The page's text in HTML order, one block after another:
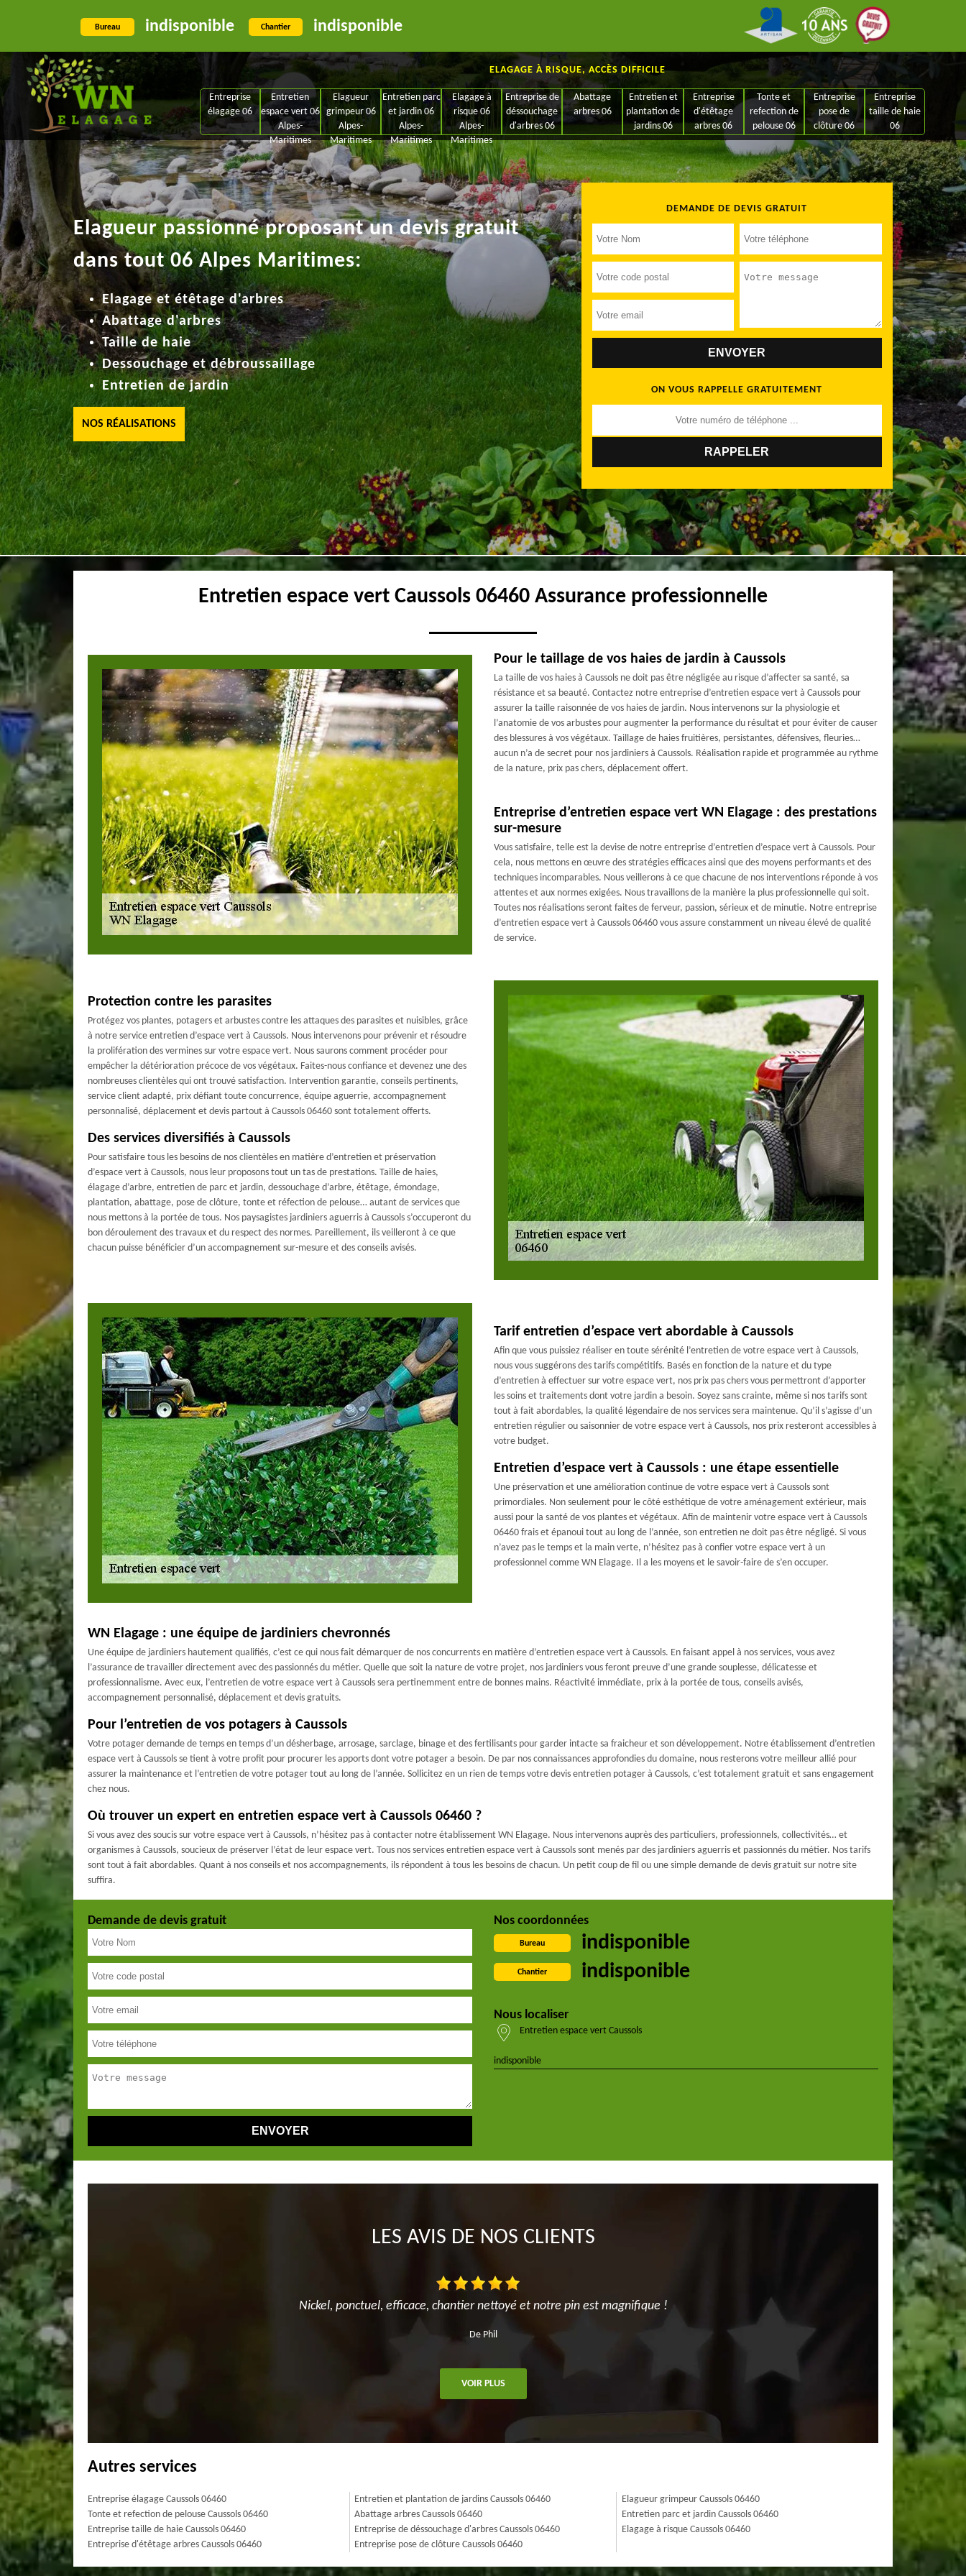
Bureau indisponible Chantier indisponible
ELAGAGE À RISQUE, ACCÈS DIFFICILE
Entreprise
élagage 06
Entretien
espace vert 06
Alpes-
Maritimes
Elagueur
grimpeur 06
Alpes-
Maritimes
Entretien parc
et jardin 06
Alpes-
Maritimes
Elagage à
risque 06
Alpes-
Maritimes
Entreprise de
déssouchage
d'arbres 06
Abattage
arbres 06
Entretien et
plantation de
jardins 06
Entreprise
d'étêtage
arbres 06
Tonte et
refection de
pelouse 06
Entreprise
pose de
clôture 06
Entreprise
taille de haie
06
DEMANDE DE DEVIS GRATUIT
ON VOUS RAPPELLE GRATUITEMENT
Elagueur passionné proposant un devis gratuit
dans tout 06 Alpes Maritimes:
Elagage et étêtage d'arbres
Abattage d'arbres
Taille de haie
Dessouchage et débroussaillage
Entretien de jardin
NOS RÉALISATIONS
Entretien espace vert Caussols 06460 Assurance professionnelle
Pour le taillage de vos haies de jardin à Caussols
La taille de vos haies à Caussols ne doit pas être négligée au risque d’affecter sa santé, sa
résistance et sa beauté. Contactez notre entreprise d’entretien espace vert à Caussols pour
assurer la taille raisonnée de vos haies de jardin. Nous intervenons sur la physiologie et
l’anatomie de vos arbustes pour augmenter la performance du résultat et pour éviter de causer
des blessures à vos végétaux. Taillage de haies fruitières, persistantes, défensives, fleuries…
aucun n’a de secret pour nos jardiniers à Caussols. Réalisation rapide et programmée au rythme
de la nature, prix pas chers, déplacement offert.
Entreprise d’entretien espace vert WN Elagage : des prestations
sur-mesure
Vous satisfaire, telle est la devise de notre entreprise d’entretien d’espace vert à Caussols. Pour
cela, nous mettons en œuvre des stratégies efficaces ainsi que des moyens performants et des
techniques incomparables. Nous veillerons à ce que chacune de nos interventions réponde à vos
attentes et aux normes exigées. Nous travaillons de la manière la plus professionnelle qui soit.
Toutes nos réalisations seront faites de ferveur, passion, sérieux et de minutie. Notre entreprise
d’entretien espace vert à Caussols 06460 vous assure constamment un niveau élevé de qualité
de service.
Protection contre les parasites
Protégez vos plantes, potagers et arbustes contre les attaques des parasites et nuisibles, grâce
à notre service entretien d’espace vert à Caussols. Nous intervenons pour prévenir et résoudre
la prolifération des vermines sur votre espace vert. Nous saurons comment procéder pour
empêcher la détérioration précoce de vos végétaux. Faites-nous confiance et devenez une des
nombreuses clientèles qui ont trouvé satisfaction. Intervention garantie, conseils pertinents,
service client adapté, prix défiant toute concurrence, équipe aguerrie, accompagnement
personnalisé, déplacement et devis partout à Caussols 06460 sont totalement offerts.
Des services diversifiés à Caussols
Pour satisfaire tous les besoins de nos clientèles en matière d’entretien et préservation
d’espace vert à Caussols, nous leur proposons tout un tas de prestations. Taille de haies,
élagage d’arbre, entretien de parc et jardin, dessouchage d’arbre, étêtage, émondage,
plantation, abattage, pose de clôture, tonte et réfection de pelouse… autant de services que
nous mettons à la portée de tous. Nos paysagistes jardiniers aguerris à Caussols s’occuperont du
bon déroulement des travaux et du respect des normes. Pareillement, ils veilleront à ce que
chacun puisse bénéficier d’un accompagnement sur-mesure et des conseils avisés.
Tarif entretien d’espace vert abordable à Caussols
Afin que vous puissiez réaliser en toute sérénité l’entretien de votre espace vert à Caussols,
nous vous suggérons des tarifs compétitifs. Basés en fonction de la nature et du type
d’entretien à effectuer sur votre espace vert, nos prix pas chers vous permettront d’apporter
les soins et traitements dont votre jardin a besoin. Soyez sans crainte, même si nos tarifs sont
tout à fait abordables, la qualité légendaire de nos services sera maintenue. Qu’il s’agisse d’un
entretien régulier ou saisonnier de votre espace vert à Caussols, nos prix resteront accessibles à
votre budget.
Entretien d’espace vert à Caussols : une étape essentielle
Une préservation et une amélioration continue de votre espace vert à Caussols sont
primordiales. Non seulement pour le côté esthétique de votre aménagement extérieur, mais
aussi pour la santé de vos plantes et végétaux. Afin de maintenir votre espace vert à Caussols
06460 frais et épanoui tout au long de l’année, son entretien ne doit pas être négligé. Si vous
n’avez pas le temps et la main verte, n’hésitez pas à confier votre espace vert à un
professionnel comme WN Elagage. Il a les moyens et le savoir-faire de s’en occuper.
WN Elagage : une équipe de jardiniers chevronnés
Une équipe de jardiniers hautement qualifiés, c’est ce qui nous fait démarquer de nos concurrents en matière d’entretien espace vert à Caussols. En faisant appel à nos services, vous avez
l’assurance de travailler directement avec des passionnés du métier. Quelle que soit la nature de votre projet, nos jardiniers vous feront preuve d’une grande souplesse, délicatesse et
professionnalisme. Avec eux, l’entretien de votre espace vert à Caussols sera pertinemment entre de bonnes mains. Réactivité immédiate, prix à la portée de tous, conseils avisés,
accompagnement personnalisé, déplacement et devis gratuits.
Pour l’entretien de vos potagers à Caussols
Votre potager demande de temps en temps d’un désherbage, arrosage, sarclage, binage et des fertilisants pour garder intacte sa fraicheur et son développement. Notre établissement d’entretien
espace vert à Caussols se tient à votre profit pour procurer les apports dont votre potager a besoin. De par nos connaissances approfondies du domaine, nous resterons votre meilleur allié pour
assurer la maintenance et l’entretien de votre potager tout au long de l’année. Sollicitez en un rien de temps votre devis entretien potager à Caussols, c’est totalement gratuit et sans engagement
chez nous.
Où trouver un expert en entretien espace vert à Caussols 06460 ?
Si vous avez des soucis sur votre espace vert à Caussols, n’hésitez pas à contacter notre établissement WN Elagage. Nous intervenons auprès des particuliers, professionnels, collectivités… et
organismes à Caussols, soucieux de préserver l’état de leur espace vert. Tous nos services entretien espace vert à Caussols sont menés par des jardiniers aguerris et passionnés du métier. Nos tarifs
sont tout à fait abordables. Quant à nos conseils et nos accompagnements, ils répondent à tous les besoins de chacun. Un petit coup de fil ou une simple demande de devis gratuit sur notre site
suffira.
Demande de devis gratuit Nos coordonnées
Bureau indisponible
Chantier indisponible
Nous localiser
Entretien espace vert Caussols
indisponible
LES AVIS DE NOS CLIENTS
Nickel, ponctuel, efficace, chantier nettoyé et notre pin est magnifique !
De Phil
VOIR PLUS
Autres services
Entreprise élagage Caussols 06460
Tonte et refection de pelouse Caussols 06460
Entreprise taille de haie Caussols 06460
Entreprise d'étêtage arbres Caussols 06460
Entretien et plantation de jardins Caussols 06460
Abattage arbres Caussols 06460
Entreprise de déssouchage d'arbres Caussols 06460
Entreprise pose de clôture Caussols 06460
Elagueur grimpeur Caussols 06460
Entretien parc et jardin Caussols 06460
Elagage à risque Caussols 06460